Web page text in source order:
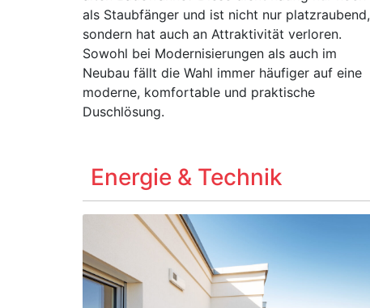
als Staubfänger und ist nicht nur platzraubend,
sondern hat auch an Attraktivität verloren.
Sowohl bei Modernisierungen als auch im
Neubau fällt die Wahl immer häufiger auf eine
moderne, komfortable und praktische
Duschlösung.
Energie & Technik